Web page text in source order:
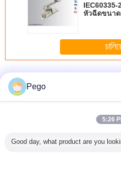
หัวฉีดขนาด
มากกว่า อุปกรณ์ทดสอบสภาพแ
220V
ทดสอบหัวฉีดหัวฉีด
ทดสอบส
Pego
5:26
Good day, what product are you